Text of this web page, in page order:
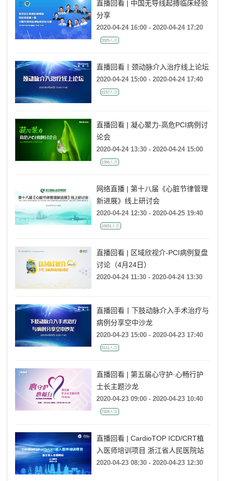
直播回看 | 中国无导线起搏临床经验
分享
2020-04-24 16:00 - 2020-04-24 17:20
3325人次
直播回看丨颈动脉介入治疗线上论坛
2020-04-24 15:00 - 2020-04-24 17:40
2237人次
直播回看 | 凝心聚力-高危PCI病例讨
论会
2020-04-24 13:30 - 2020-04-24 15:00
1356人次
网络直播 | 第十八届《心脏节律管理
新进展》线上研讨会
2020-04-24 12:30 - 2020-04-25 19:40
10831人次
直播回看 | 区域欣视介-PCI病例复盘
讨论（4月24日）
2020-04-24 11:30 - 2020-04-24 13:30
直播回看丨下肢动脉介入手术治疗与
病例分享空中沙龙
2020-04-23 15:00 - 2020-04-23 17:40
3111人次
直播回看 | 第五届心守护·心畅行护
士长主题沙龙
2020-04-23 09:00 - 2020-04-23 10:40
7439人次
直播回看 | CardioTOP ICD/CRT植
入医师培训项目 浙江省人民医院站
2020-04-23 08:30 - 2020-04-23 12:30